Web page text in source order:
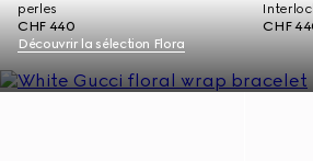
perles
CHF 440
CHF
Découvrir la sélection Flora